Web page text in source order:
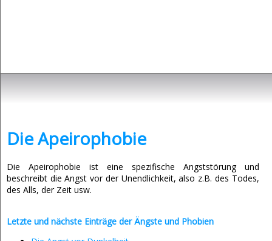
Die Apeirophobie
Die Apeirophobie ist eine spezifische Angststörung und
beschreibt die Angst vor der Unendlichkeit, also z.B. des Todes,
des Alls, der Zeit usw.
Letzte und nächste Einträge der Ängste und Phobien